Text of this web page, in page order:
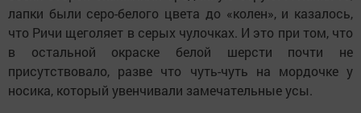
лапки были серо-белого цвета до «колен», и казалось,
что Ричи щеголяет в серых чулочках. И это при том, что
в остальной окраске белой шерсти почти не
присутствовало, разве что чуть-чуть на мордочке у
носика, который увенчивали замечательные усы.